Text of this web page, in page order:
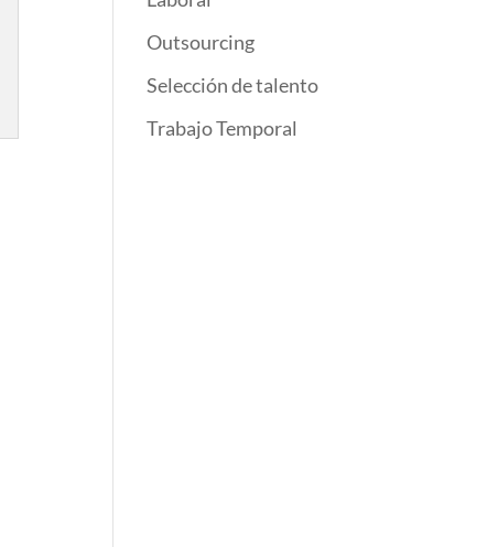
Outsourcing
Selección de talento
Trabajo Temporal